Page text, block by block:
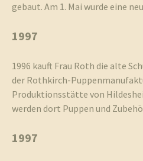
gebaut. Am 1. Mai wurde eine
1997
1996 kauft Frau Roth die alte
der Rothkirch-
Produktionsstätte von
werden dort Puppen und
1997